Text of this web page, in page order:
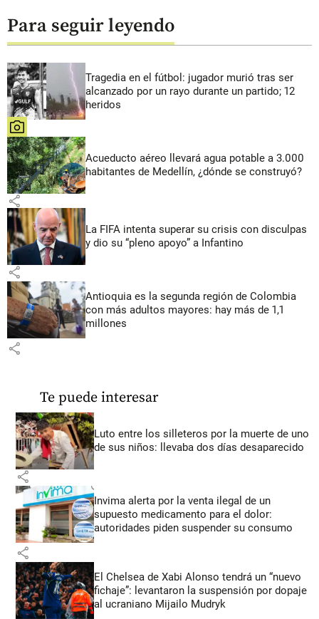
Para seguir leyendo
Tragedia en el fútbol: jugador murió tras ser
alcanzado por un rayo durante un partido; 12
heridos
share
Acueducto aéreo llevará agua potable a 3.000
habitantes de Medellín, ¿dónde se construyó?
share
La FIFA intenta superar su crisis con disculpas
y dio su “pleno apoyo” a Infantino
share
Antioquia es la segunda región de Colombia
con más adultos mayores: hay más de 1,1
millones
share
Te puede interesar
Luto entre los silleteros por la muerte de uno
de sus niños: llevaba dos días desaparecido
share
Invima alerta por la venta ilegal de un
supuesto medicamento para el dolor:
autoridades piden suspender su consumo
share
El Chelsea de Xabi Alonso tendrá un “nuevo
fichaje”: levantaron la suspensión por dopaje
al ucraniano Mijailo Mudryk